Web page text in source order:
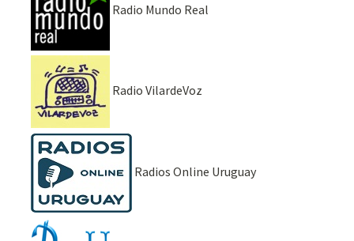
Radio Mundo Real
Radio VilardeVoz
Radios Online Uruguay